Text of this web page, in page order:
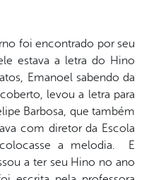
foi encontrado por seu
estava a letra do Hino
Emanoel sabendo da
levou a letra para
Barbosa, que também
com diretor da Escola
colocasse a melodia. E
a ter seu Hino no ano